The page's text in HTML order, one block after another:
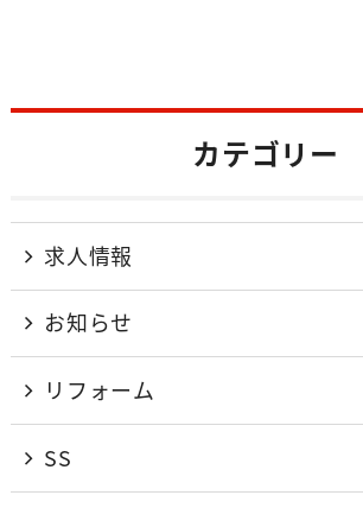
カテゴリー
求人情報
お知らせ
リフォーム
SS